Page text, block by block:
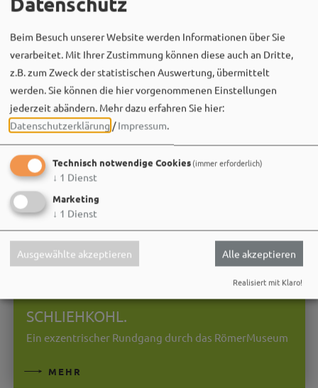
25.10.26
SCHLIEHKOHL.
Ein exzentrischer Rundgang durch das RömerMuseum
MEHR
Beim Besuch unserer Website werden Informationen über Sie
verarbeitet. Mit Ihrer Zustimmung können diese auch an Dritte,
z.B. zum Zweck der statistischen Auswertung, übermittelt
werden. Sie können die hier vorgenommenen Einstellungen
jederzeit abändern. Mehr dazu erfahren Sie hier:
Datenschutzerklärung /Impressum.
Technisch notwendige Cookies(immer erforderlich)
↓ 1 Dienst
Marketing
↓ 1 Dienst
Ausgewählte akzeptieren Alle akzeptieren
Realisiert mit Klaro!